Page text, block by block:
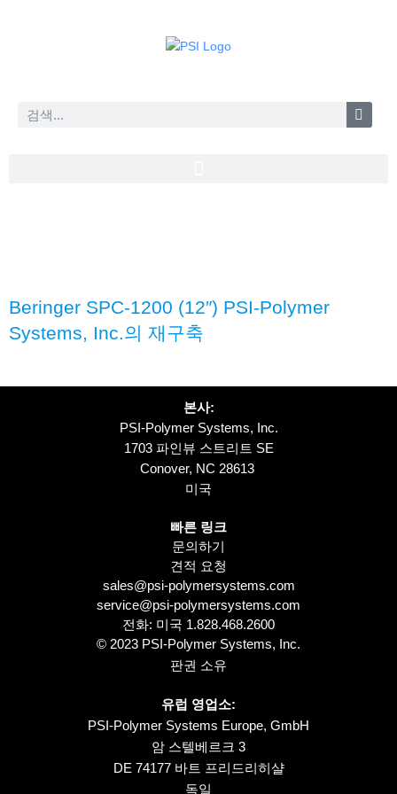
Beringer SPC-1200 (12″) PSI-Polymer
Systems, Inc.의 재구축
본사:
PSI-Polymer Systems, Inc.
1703 파인뷰 스트리트 SE
Conover, NC 28613
미국
빠른 링크
문의하기
견적 요청
sales@psi-polymersystems.com
service@psi-polymersystems.com
전화: 미국 1.828.468.2600
© 2023 PSI-Polymer Systems, Inc.
판권 소유
유럽 영업소:
PSI-Polymer Systems Europe, GmbH
암 스텔베르크 3
DE 74177 바트 프리드리히샬
독일